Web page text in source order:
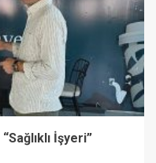
İşyeri”